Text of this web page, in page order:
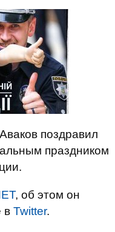
поздравил
праздником
, об этом он
в Twitter.